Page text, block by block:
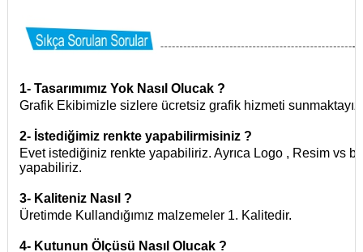
1- Tasarımımız Yok Nasıl Olucak ?
Grafik Ekibimizle sizlere ücretsiz grafik hizmeti sunmaktayız
2- İstediğimiz renkte yapabilirmisiniz ?
Evet istediğiniz renkte yapabiliriz. Ayrıca Logo , Resim vs
yapabiliriz.
3- Kaliteniz Nasıl ?
Üretimde Kullandığımız malzemeler 1. Kalitedir.
4- Kutunun Ölçüsü Nasıl Olucak ?